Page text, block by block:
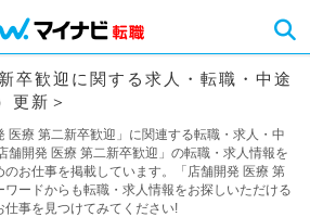
卒歓迎に関する求人・転職・中途
更新＞
医療 第二新卒歓迎」に関連する転職・求人・中
舗開発 医療 第二新卒歓迎」の転職・求人情報を
お仕事を掲載しています。「店舗開発 医療 第
ードからも転職・求人情報をお探しいただける
事を見つけてみてください!